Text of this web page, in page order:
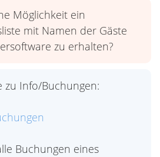
Möglichkeit ein
mit Namen der Gäste
zu erhalten?
zu Info/Buchungen:
Buchungen eines